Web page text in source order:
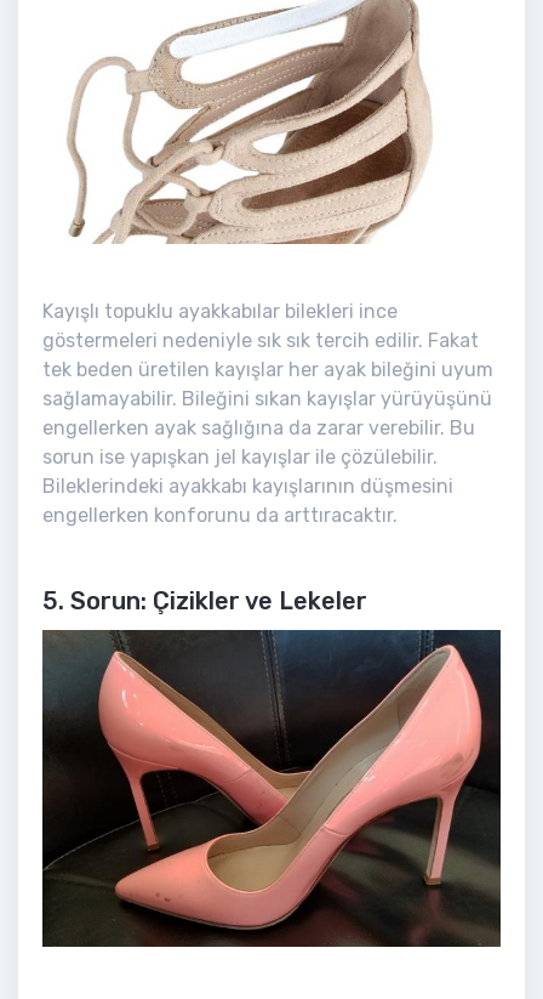
Kayışlı topuklu ayakkabılar bilekleri ince
göstermeleri nedeniyle sık sık tercih edilir. Fakat
tek beden üretilen kayışlar her ayak bileğini uyum
sağlamayabilir. Bileğini sıkan kayışlar yürüyüşünü
engellerken ayak sağlığına da zarar verebilir. Bu
sorun ise yapışkan jel kayışlar ile çözülebilir.
Bileklerindeki ayakkabı kayışlarının düşmesini
engellerken konforunu da arttıracaktır.
5. Sorun: Çizikler ve Lekeler